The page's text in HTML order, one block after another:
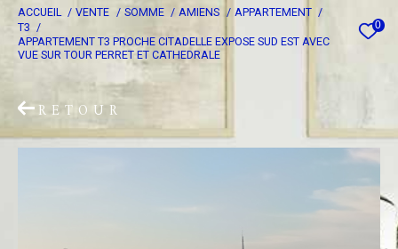
0
ACCUEIL VENTE SOMME AMIENS
APPARTEMENT
T3
APPARTEMENT T3 PROCHE CITADELLE EXPOSE SUD EST AVEC
VUE SUR TOUR PERRET ET CATHEDRALE
RETOUR
et trouver le bien qui correspond à vos critères
Type
de
Type de bien